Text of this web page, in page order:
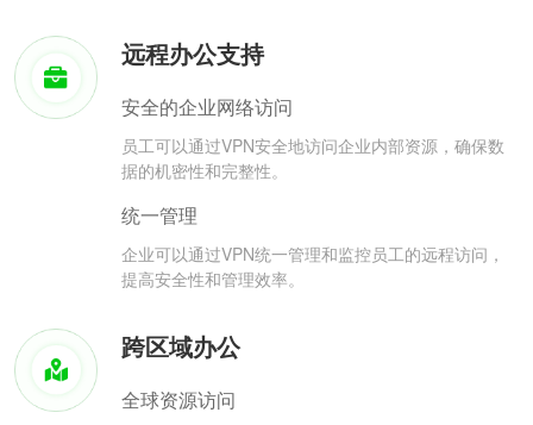
远程办公支持
安全的企业网络访问
员工可以通过VPN安全地访问企业内部资源，确保数
据的机密性和完整性。
统一管理
企业可以通过VPN统一管理和监控员工的远程访问，
提高安全性和管理效率。
跨区域办公
全球资源访问